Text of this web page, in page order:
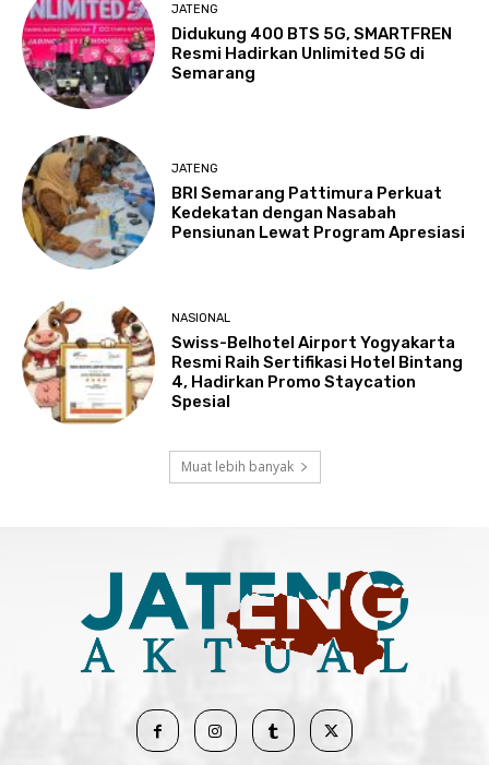
JATENG
Didukung 400 BTS 5G, SMARTFREN
Resmi Hadirkan Unlimited 5G di
Semarang
JATENG
BRI Semarang Pattimura Perkuat
Kedekatan dengan Nasabah
Pensiunan Lewat Program Apresiasi
NASIONAL
Swiss-Belhotel Airport Yogyakarta
Resmi Raih Sertifikasi Hotel Bintang
4, Hadirkan Promo Staycation
Spesial
Muat lebih banyak